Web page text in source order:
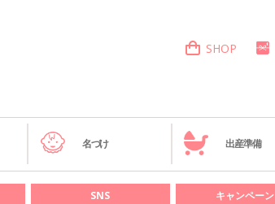
SHOP
名づけ 出産準備
SNS キャンペーン